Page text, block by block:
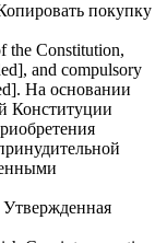
покупку
the Constitution,
and compulsory
На основании
Конституции
Утвержденная